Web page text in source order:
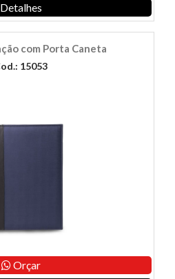
Detalhes
com Porta Caneta
15053
Orçar